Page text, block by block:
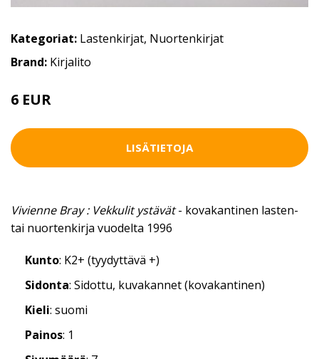
Kategoriat: Lastenkirjat, Nuortenkirjat
Brand: Kirjalito
6 EUR
LISÄTIETOJA
Vivienne Bray : Vekkulit ystävät- kovakantinen lasten-
tai nuortenkirja vuodelta 1996
Kunto: K2+ (tyydyttävä +)
Sidonta: Sidottu, kuvakannet (kovakantinen)
Kieli: suomi
Painos: 1